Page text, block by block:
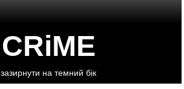
CRiME
зазирнути на темний бік